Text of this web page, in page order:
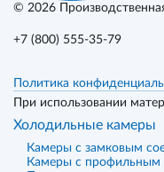
© 2026
+7 (800) 555-35-79
Политика
При использовании
Холодильные камеры
Камеры с замковым
Камеры с профильным